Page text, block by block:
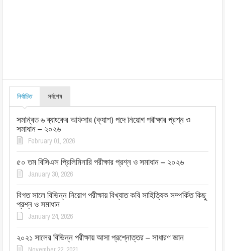
নির্বাচিত সর্বশেষ
সমন্বিত ৬ ব্যাংকের অফিসার (ক্যাশ) পদে নিয়োগ পরীক্ষার প্রশ্ন ও
সমাধান – ২০২৬
February 01, 2026
৫০ তম বিসিএস প্রিলিমিনারি পরীক্ষার প্রশ্ন ও সমাধান – ২০২৬
January 30, 2026
বিগত সালে বিভিন্ন নিয়োগ পরীক্ষায় বিখ্যাত কবি সাহিত্যিক সম্পর্কিত কিছু
প্রশ্ন ও সমাধান
January 24, 2026
২০২১ সালের বিভিন্ন পরীক্ষায় আসা প্রশ্নোত্তর – সাধারণ জ্ঞান